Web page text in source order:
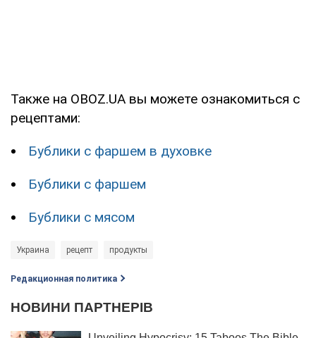
Также на OBOZ.UA вы можете ознакомиться с
рецептами:
Бублики с фаршем в духовке
Бублики с фаршем
Бублики с мясом
Украина рецепт продукты
Редакционная политика